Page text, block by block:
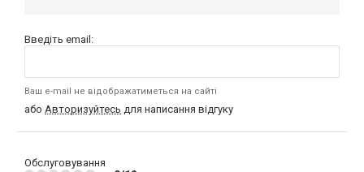
Введіть email:
Ваш e-mail не відображатиметься на сайті
або Авторизуйтесь для написання відгуку
Обслуговування